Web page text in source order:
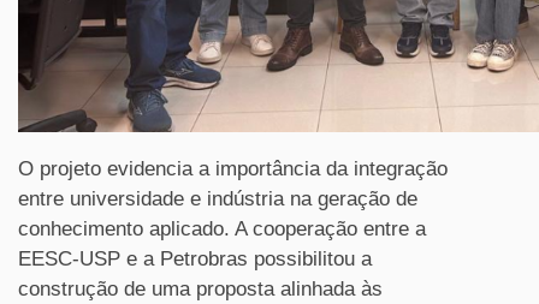
O projeto evidencia a importância da integração
entre universidade e indústria na geração de
conhecimento aplicado. A cooperação entre a
EESC-USP e a Petrobras possibilitou a
construção de uma proposta alinhada às